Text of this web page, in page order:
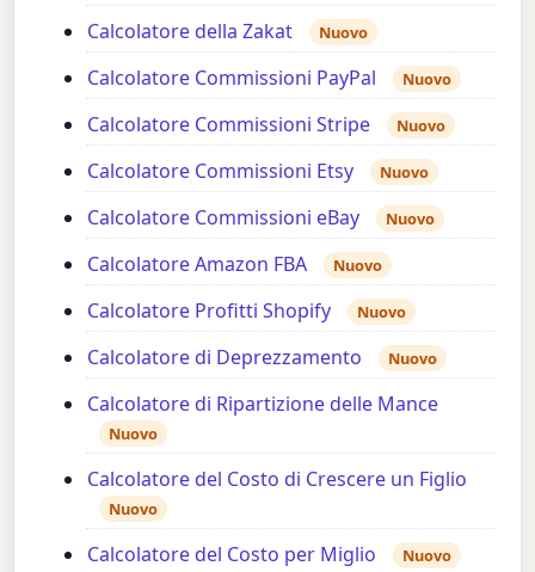
Calcolatore della Zakat Nuovo
Calcolatore Commissioni PayPal Nuovo
Calcolatore Commissioni Stripe Nuovo
Calcolatore Commissioni Etsy Nuovo
Calcolatore Commissioni eBay Nuovo
Calcolatore Amazon FBA Nuovo
Calcolatore Profitti Shopify Nuovo
Calcolatore di Deprezzamento Nuovo
Calcolatore di Ripartizione delle Mance
Nuovo
Calcolatore del Costo di Crescere un Figlio
Nuovo
Calcolatore del Costo per Miglio Nuovo